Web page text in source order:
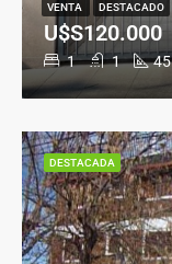
1 1 45
U$S120.000
VENTA DESTACADO
DESTACADA